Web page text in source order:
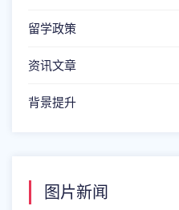
留学政策
资讯文章
背景提升
图片新闻